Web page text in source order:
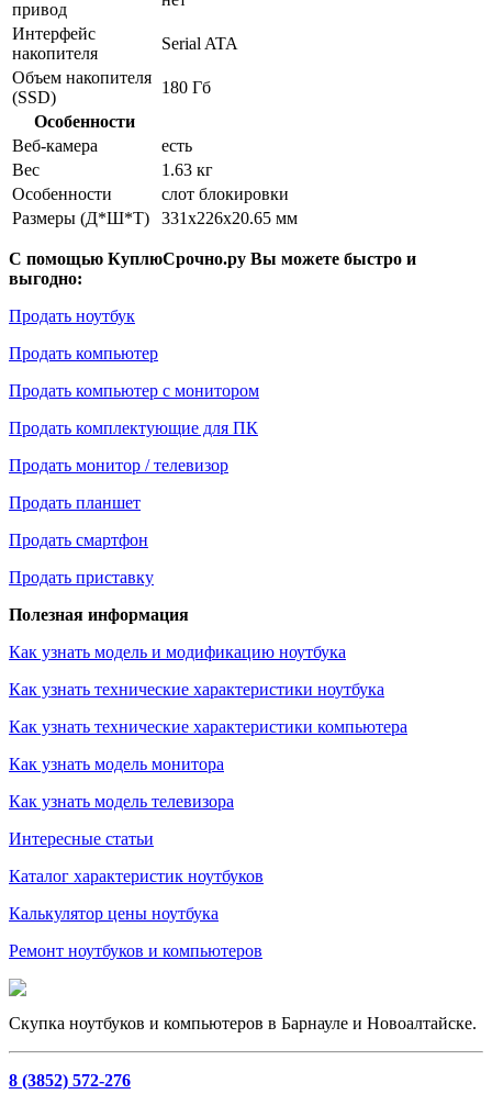
привод
Интерфейс
накопителя
Serial ATA
Объем накопителя
(SSD)
180 Гб
Особенности
Веб-камера
есть
Вес
1.63 кг
Особенности
слот блокировки
Размеры (Д*Ш*Т)
331x226x20.65 мм
С помощью КуплюСрочно.ру Вы можете быстро и
выгодно:
Продать ноутбук
Продать компьютер
Продать компьютер с монитором
Продать комплектующие для ПК
Продать монитор / телевизор
Продать планшет
Продать смартфон
Продать приставку
Полезная информация
Как узнать модель и модификацию ноутбука
Как узнать технические характеристики ноутбука
Как узнать технические характеристики компьютера
Как узнать модель монитора
Как узнать модель телевизора
Интересные статьи
Каталог характеристик ноутбуков
Калькулятор цены ноутбука
Ремонт ноутбуков и компьютеров
Скупка ноутбуков и компьютеров в Барнауле и Новоалтайске.
8 (3852) 572-276